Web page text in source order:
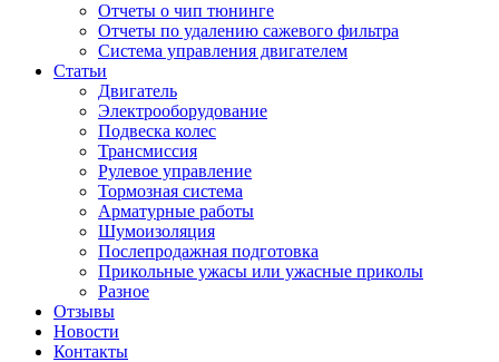
Отчеты о чип тюнинге
Отчеты по удалению сажевого фильтра
Система управления двигателем
Статьи
Двигатель
Электрооборудование
Подвеска колес
Трансмиссия
Рулевое управление
Тормозная система
Арматурные работы
Шумоизоляция
Послепродажная подготовка
Прикольные ужасы или ужасные приколы
Разное
Отзывы
Новости
Контакты